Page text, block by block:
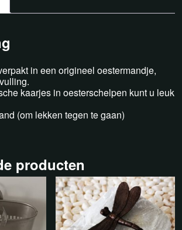
in een origineel oestermandje,
kaarjes in oesterschelpen kunt u leuk
(om lekken tegen te gaan)
producten